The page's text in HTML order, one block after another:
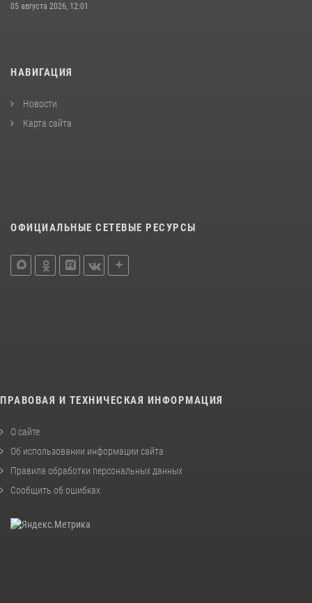
05 августа 2026, 12:01
НАВИГАЦИЯ
Новости
Карта сайта
ОФИЦИАЛЬНЫЕ СЕТЕВЫЕ РЕСУРСЫ
ПРАВОВАЯ И ТЕХНИЧЕСКАЯ ИНФОРМАЦИЯ
О сайте
Об использовании информации сайта
Правила обработки персональных данных
Сообщить об ошибках